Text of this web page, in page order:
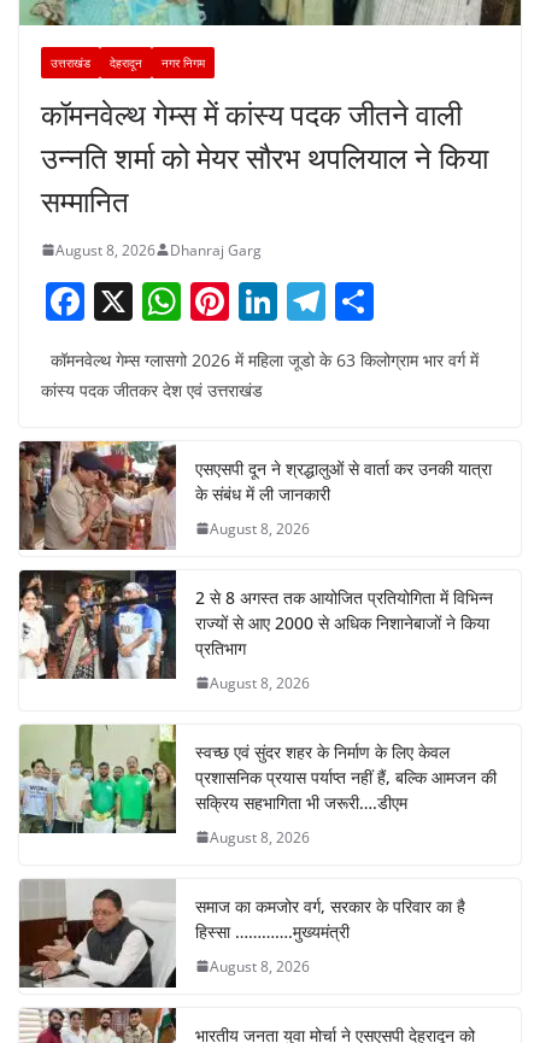
उत्तराखंड देहरादून नगर निगम
कॉमनवेल्थ गेम्स में कांस्य पदक जीतने वाली
उन्नति शर्मा को मेयर सौरभ थपलियाल ने किया
सम्मानित
August 8, 2026 Dhanraj Garg
F
a
c
b
o
o
k
X W
h
at
s
A
p
p
Pi
nt
er
st
Li
k
dI
n
T
e
a
m
h
ar
कॉमनवेल्थ गेम्स ग्लासगो 2026 में महिला जूडो के 63 किलोग्राम भार वर्ग में
कांस्य पदक जीतकर देश एवं उत्तराखंड
एसएसपी दून ने श्रद्धालुओं से वार्ता कर उनकी यात्रा
के संबंध में ली जानकारी
August 8, 2026
2 से 8 अगस्त तक आयोजित प्रतियोगिता में विभिन्न
राज्यों से आए 2000 से अधिक निशानेबाजों ने किया
प्रतिभाग
August 8, 2026
स्वच्छ एवं सुंदर शहर के निर्माण के लिए केवल
प्रशासनिक प्रयास पर्याप्त नहीं हैं, बल्कि आमजन की
सक्रिय सहभागिता भी जरूरी….डीएम
August 8, 2026
समाज का कमजोर वर्ग, सरकार के परिवार का है
हिस्सा ………….मुख्यमंत्री
August 8, 2026
भारतीय जनता युवा मोर्चा ने एसएसपी देहरादून को